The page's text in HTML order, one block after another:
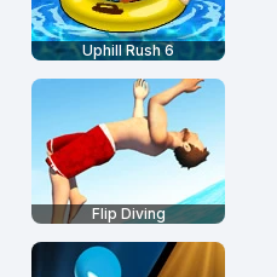
Uphill Rush 6
Flip Diving